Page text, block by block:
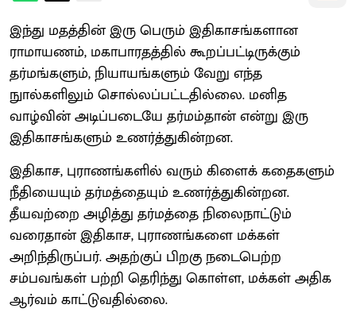
இந்து மதத்தின் இரு பெரும் இதிகாசங்களான
ராமாயணம், மகாபாரதத்தில் கூறப்பட்டிருக்கும்
தர்மங்களும், நியாயங்களும் வேறு எந்த
நுால்களிலும் சொல்லப்பட்டதில்லை. மனித
வாழ்வின் அடிப்படையே தர்மம்தான் என்று இரு
இதிகாசங்களும் உணர்த்துகின்றன.
இதிகாச, புராணங்களில் வரும் கிளைக் கதைகளும்
நீதியையும் தர்மத்தையும் உணர்த்துகின்றன.
தீயவற்றை அழித்து தர்மத்தை நிலைநாட்டும்
வரைதான் இதிகாச, புராணங்களை மக்கள்
அறிந்திருப்பர். அதற்குப் பிறகு நடைபெற்ற
சம்பவங்கள் பற்றி தெரிந்து கொள்ள, மக்கள் அதிக
ஆர்வம் காட்டுவதில்லை.